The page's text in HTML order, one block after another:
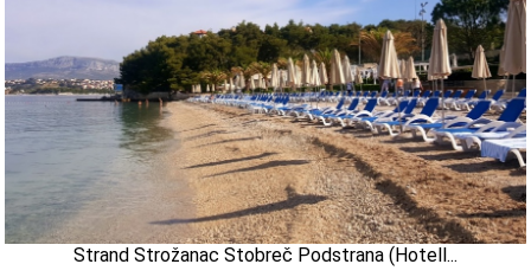
Strand Strožanac Stobreč Podstrana (Hotell...